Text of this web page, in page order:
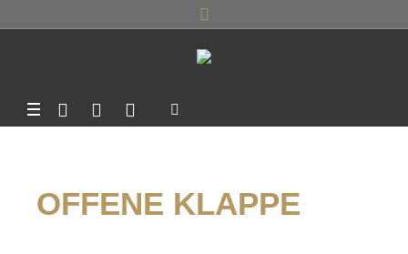
OFFENE KLAPPE